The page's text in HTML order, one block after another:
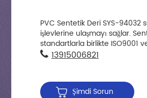
PVC Sentetik Deri SYS-
işlevlerine ulaşmayı sağlar.
standartlarla birlikte ISO9001
13915006821
Şimdi Sorun